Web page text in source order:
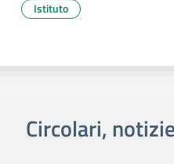
Istituto
Circolari,